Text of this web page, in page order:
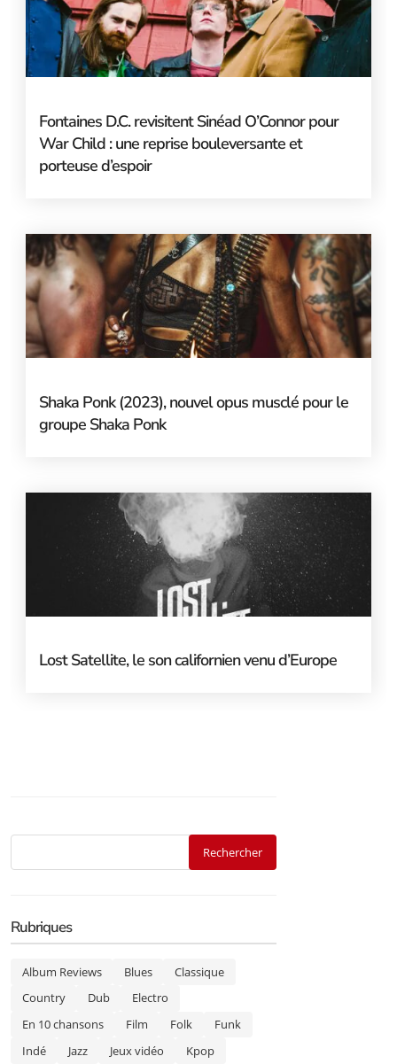
Fontaines D.C. revisitent Sinéad O’Connor pour
War Child : une reprise bouleversante et
porteuse d’espoir
Shaka Ponk (2023), nouvel opus musclé pour le
groupe Shaka Ponk
Lost Satellite, le son californien venu d’Europe
Rubriques
Album Reviews Blues
Classique
Country
Dub
Electro
En 10 chansons
Film Folk
Funk
Indé
Jazz Jeux vidéo
Kpop